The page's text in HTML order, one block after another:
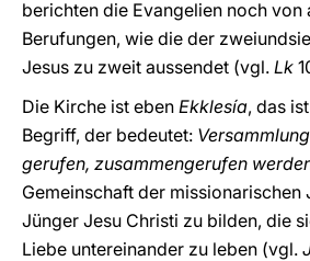
berichten die Evangelien noch von
Berufungen, wie die der
Jesus zu zweit aussendet (vgl. Lk
Die Kirche ist eben Ekklesía, das
Begriff, der bedeutet:
gerufen, zusammengerufen
Gemeinschaft der missionarischen
Jünger Jesu Christi zu bilden, die
Liebe untereinander zu leben (vgl.